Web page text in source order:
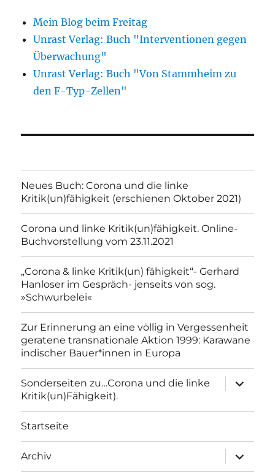
Mein Blog beim Freitag
Unrast Verlag: Buch "Interventionen gegen
Überwachung"
Unrast Verlag: Buch "Von Stammheim zu
den F-Typ-Zellen"
Neues Buch: Corona und die linke
Kritik(un)fähigkeit (erschienen Oktober 2021)
Corona und linke Kritik(un)fähigkeit. Online-
Buchvorstellung vom 23.11.2021
„Corona & linke Kritik(un) fähigkeit“- Gerhard
Hanloser im Gespräch- jenseits von sog.
»Schwurbelei«
Zur Erinnerung an eine völlig in Vergessenheit
geratene transnationale Aktion 1999: Karawane
indischer Bauer*innen in Europa
Sonderseiten zu…Corona und die linke
Kritik(un)Fähigkeit).
anzeigen
Startseite
Archiv
anzeigen